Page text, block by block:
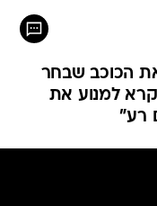
הכוכב שבחר
למנוע את
רע"